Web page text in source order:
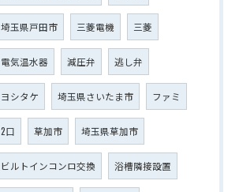
埼玉県戸田市 三菱電機 三菱
電気温水器 減圧弁 逃し弁
ヨシタケ 埼玉県さいたま市 ファミ
2口 草加市 埼玉県草加市
ビルトインコンロ交換 浴槽隣接設置